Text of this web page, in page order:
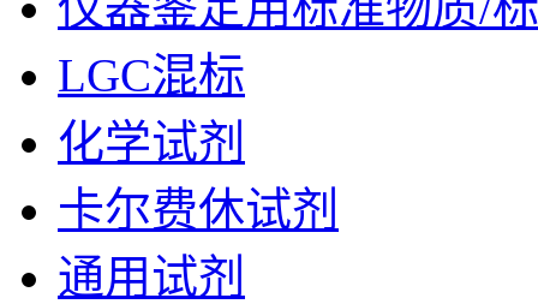
LGC混标
化学试剂
卡尔费休试剂
通用试剂